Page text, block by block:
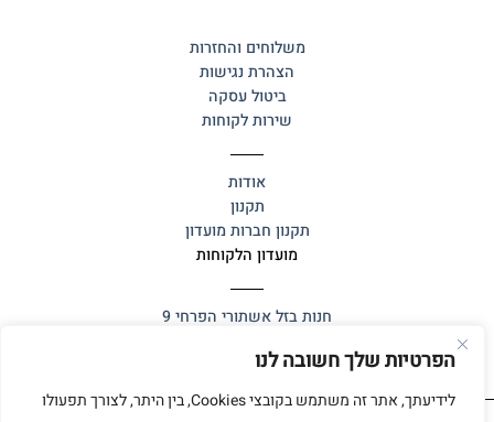
הפרטיות שלך חשובה לנו
לידיעתך, אתר זה משתמש בקובצי Cookies, בין היתר, לצורך תפעולו
משלוחים והחזרות
הצהרת נגישות
ביטול עסקה
שירות לקוחות
אודות
תקנון
תקנון חברות מועדון
מועדון הלקוחות
חנות בזלאשתורי הפרחי 9